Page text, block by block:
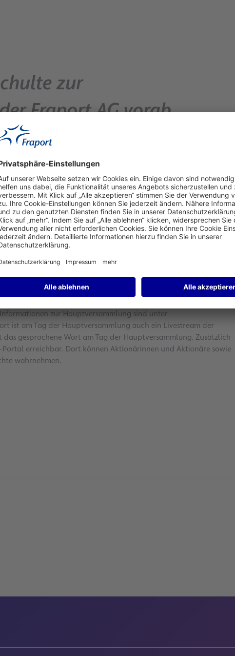
zur
Fraport AG vorab
findet am 24. Mai ab 10.00 Uhr
Dr. Stefan Schulte zur Hauptversammlung 2022
erhalten Aktionärinnen und Aktionäre die Möglichkeit, das
von Fragen am 22. Mai um 24.00 Uhr endet. Aufgrund
des Flughafenbetreibers am 24. Mai 2022 ab 10.00
zur Hauptversammlung sind unter
ist am Tag der Hauptversammlung auch ein Livestream der
gesprochene Wort am Tag der Hauptversammlung. Zusätzlich
erreichbar. Dort können Aktionärinnen und Aktionäre sowie
wahrnehmen.